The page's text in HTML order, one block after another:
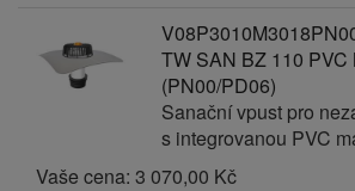
TW SAN BZ 110
(PN00/PD06)
Sanační vpust pro
s integrovanou PVC
Vaše cena: 3 070,00 Kč